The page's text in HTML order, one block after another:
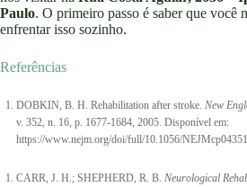
Paulo. O primeiro passo é saber que você
enfrentar isso sozinho.
Referências
DOBKIN, B. H. Rehabilitation after stroke. New
v. 352, n. 16, p. 1677-1684, 2005. Disponível em:
https://www.nejm.org/doi/full/10.1056/
CARR, J. H.; SHEPHERD, R. B. Neurological